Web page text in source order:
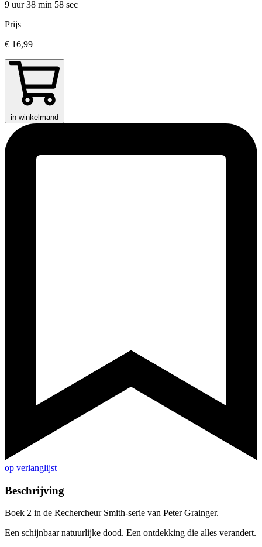
9 uur 38 min 58 sec
Prijs
€ 16,99
in winkelmand
op verlanglijst
Beschrijving
Boek 2 in de Rechercheur Smith-serie van Peter Grainger.
Een schijnbaar natuurlijke dood. Een ontdekking die alles verandert.